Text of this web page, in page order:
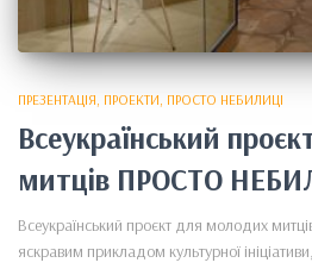
ПРЕЗЕНТАЦІЯ ПРОЕКТИ ПРОСТО НЕБИЛИЦІ
Всеукраїнський
митців ПРОСТО
Всеукраїнський проєкт для молодих
яскравим прикладом культурної